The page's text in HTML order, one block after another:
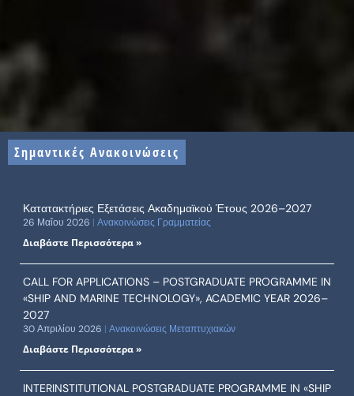
Σημαντικές Ανακοινώσεις
Κατατακτήριες Εξετάσεις Ακαδημαϊκού Έτους 2026–2027
26 Μαΐου 2026 Ανακοινώσεις Γραμματείας
Διαβάστε Περισσότερα »
CALL FOR APPLICATIONS – POSTGRADUATE PROGRAMME IN
«SHIP AND MARINE TECHNOLOGY», ACADEMIC YEAR 2026–
2027
30 Απριλίου 2026 Ανακοινώσεις Μεταπτυχιακών
Διαβάστε Περισσότερα »
INTERINSTITUTIONAL POSTGRADUATE PROGRAMME IN «SHIP